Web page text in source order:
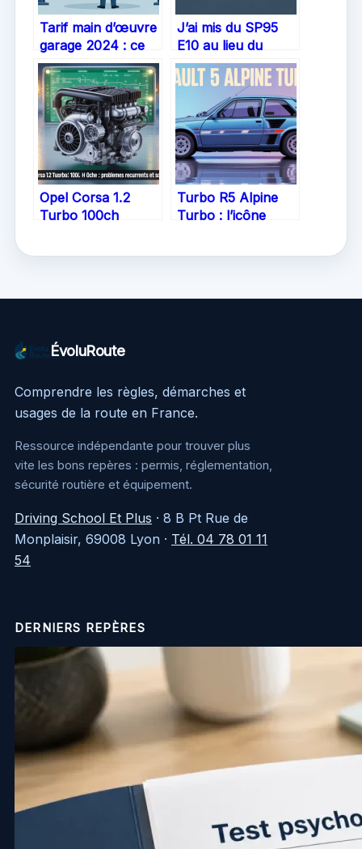
Tarif main d’œuvre
garage 2024 : ce
qu’il faut vraiment
savoir
J’ai mis du SP95
E10 au lieu du
SP95 : quelles
conséquences et
que faire ?
Opel Corsa 1.2
Turbo 100ch
Turbo R5 Alpine
Turbo : l’icône
ÉvoluRoute
Comprendre les règles, démarches et
usages de la route en France.
Ressource indépendante pour trouver plus
vite les bons repères : permis, réglementation,
sécurité routière et équipement.
Driving School Et Plus · 8 B Pt Rue de
Monplaisir, 69008 Lyon · Tél. 04 78 01 11
54
DERNIERS REPÈRES